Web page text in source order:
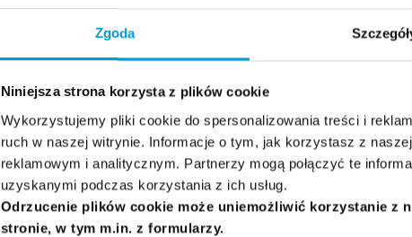
Zgoda
Niniejsza strona korzysta z plików cookie
Wykorzystujemy pliki cookie do spersonalizowania treści i
ruch w naszej witrynie. Informacje o tym, jak korzystasz z
reklamowym i analitycznym. Partnerzy mogą połączyć te
uzyskanymi podczas korzystania z ich usług.
Odrzucenie plików cookie może uniemożliwić korzystanie z
stronie, w tym m.in. z formularzy.